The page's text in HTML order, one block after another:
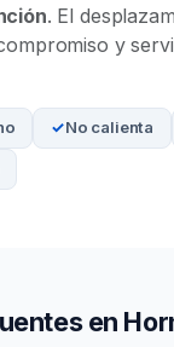
. El
y
No calienta
en